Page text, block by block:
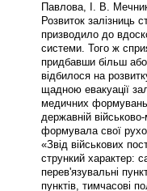
Павлова, І. В.
Розвиток залізниць
призводило до
системи. Того ж
придбавши більш
відбилося на
щадною евакуації
медичних формувань:
державній
формувала свої
«Звід військових
стрункий характер:
перев'язувальні
пунктів, тимчасові